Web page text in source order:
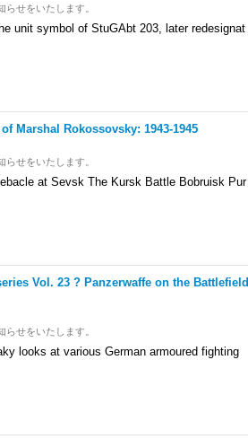
せをいたします。
unit symbol of StuGAbt 203, later redesignat
Marshal Rokossovsky: 1943-1945
せをいたします。
at Sevsk The Kursk Battle Bobruisk Pur
Vol. 23 ? Panzerwaffe on the Battlefield
せをいたします。
looks at various German armoured fighting